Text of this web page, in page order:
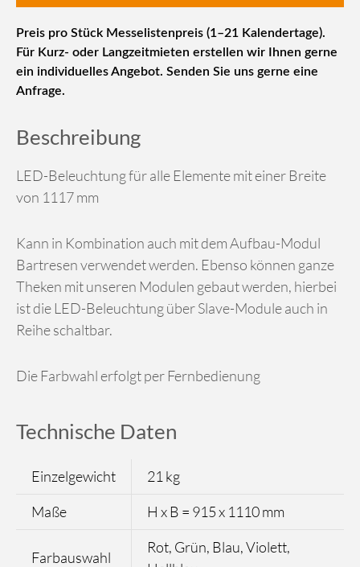
Preis pro Stück Messelistenpreis (1–21 Kalendertage).
Für Kurz- oder Langzeitmieten erstellen wir Ihnen gerne
ein individuelles Angebot. Senden Sie uns gerne eine
Anfrage.
Beschreibung
LED-Beleuchtung für alle Elemente mit einer Breite
von 1117 mm
Kann in Kombination auch mit dem Aufbau-Modul
Bartresen verwendet werden. Ebenso können ganze
Theken mit unseren Modulen gebaut werden, hierbei
ist die LED-Beleuchtung über Slave-Module auch in
Reihe schaltbar.
Die Farbwahl erfolgt per Fernbedienung
Technische Daten
Einzelgewicht
21 kg
Maße
H x B = 915 x 1110 mm
Farbauswahl
Rot, Grün, Blau, Violett,